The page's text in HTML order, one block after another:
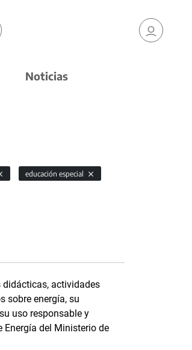
Noticias
educación especial
didácticas, actividades
sobre energía, su
uso responsable y
Energía del Ministerio de